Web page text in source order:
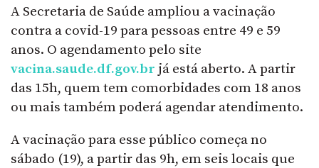
A Secretaria de Saúde ampliou a vacinação
contra a covid-19 para pessoas entre 49 e 59
anos. O agendamento pelo site
vacina.saude.df.gov.br já está aberto. A partir
das 15h, quem tem comorbidades com 18 anos
ou mais também poderá agendar atendimento.
A vacinação para esse público começa no
sábado (19), a partir das 9h, em seis locais que